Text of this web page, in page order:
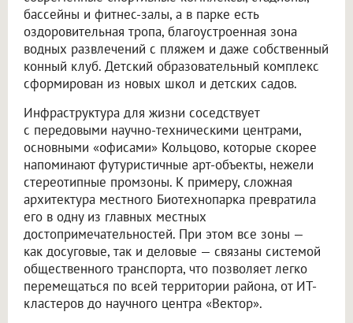
бассейны и фитнес-залы, а в парке есть
оздоровительная тропа, благоустроенная зона
водных развлечений с пляжем и даже собственный
конный клуб. Детский образовательный комплекс
сформирован из новых школ и детских садов.
Инфраструктура для жизни соседствует
с передовыми научно-техническими центрами,
основными «офисами» Кольцово, которые скорее
напоминают футуристичные арт-объекты, нежели
стереотипные промзоны. К примеру, сложная
архитектура местного Биотехнопарка превратила
его в одну из главных местных
достопримечательностей. При этом все зоны —
как досуговые, так и деловые — связаны системой
общественного транспорта, что позволяет легко
перемещаться по всей территории района, от ИТ-
кластеров до научного центра «Вектор».